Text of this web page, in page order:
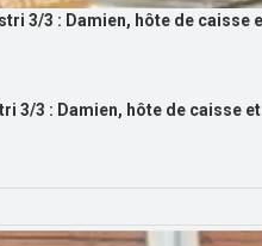
3/3 : Damien, hôte de caisse et